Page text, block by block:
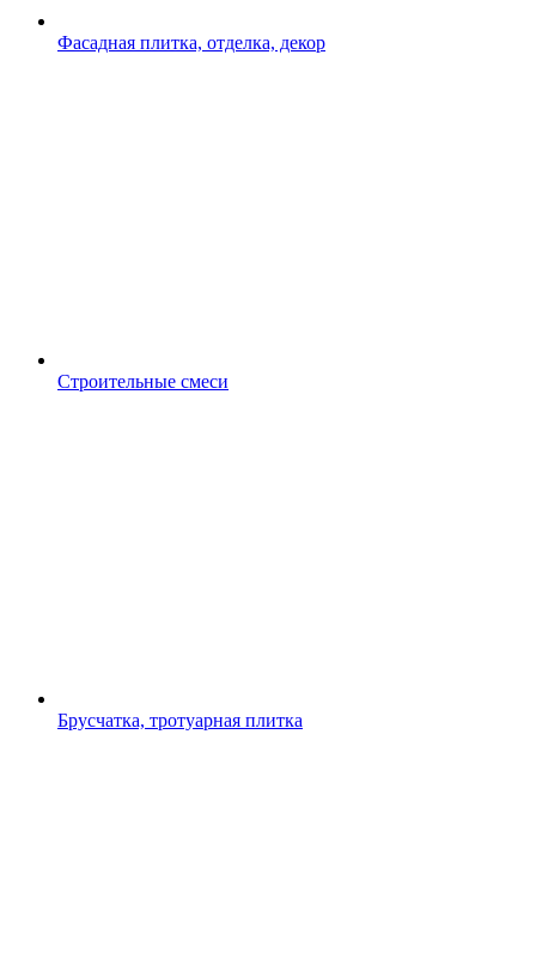
Фасадная плитка, отделка, декор
Строительные смеси
Брусчатка, тротуарная плитка